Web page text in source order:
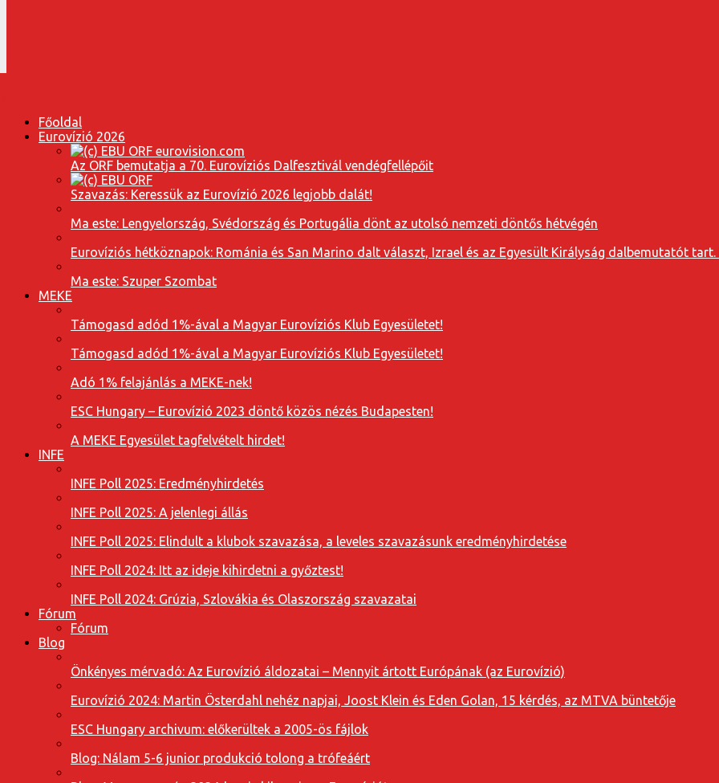
Főoldal
Eurovízió 2026
Az ORF bemutatja a 70. Eurovíziós Dalfesztivál vendégfellépőit
Szavazás: Keressük az Eurovízió 2026 legjobb dalát!
Ma este: Lengyelország, Svédország és Portugália dönt az utolsó nemzeti döntős hétvégén
Eurovíziós hétköznapok: Románia és San Marino dalt választ, Izrael és az Egyesült Királyság dalbemutatót tart.
Ma este: Szuper Szombat
MEKE
Támogasd adód 1%-ával a Magyar Eurovíziós Klub Egyesületet!
Támogasd adód 1%-ával a Magyar Eurovíziós Klub Egyesületet!
Adó 1% felajánlás a MEKE-nek!
ESC Hungary – Eurovízió 2023 döntő közös nézés Budapesten!
A MEKE Egyesület tagfelvételt hirdet!
INFE
INFE Poll 2025: Eredményhirdetés
INFE Poll 2025: A jelenlegi állás
INFE Poll 2025: Elindult a klubok szavazása, a leveles szavazásunk eredményhirdetése
INFE Poll 2024: Itt az ideje kihirdetni a győztest!
INFE Poll 2024: Grúzia, Szlovákia és Olaszország szavazatai
Fórum
Fórum
Blog
Önkényes mérvadó: Az Eurovízió áldozatai – Mennyit ártott Európának (az Eurovízió)
Eurovízió 2024: Martin Österdahl nehéz napjai, Joost Klein és Eden Golan, 15 kérdés, az MTVA büntetője
ESC Hungary archivum: előkerültek a 2005-ös fájlok
Blog: Nálam 5-6 junior produkció tolong a trófeáért